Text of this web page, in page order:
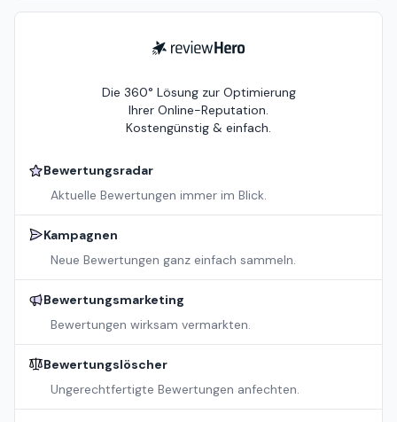
ReviewHero
Die 360° Lösung zur Optimierung
Ihrer Online-Reputation.
Kostengünstig & einfach.
Bewertungsradar
Aktuelle Bewertungen immer im Blick.
Kampagnen
Neue Bewertungen ganz einfach sammeln.
Bewertungsmarketing
Bewertungen wirksam vermarkten.
Bewertungslöscher
Ungerechtfertigte Bewertungen anfechten.